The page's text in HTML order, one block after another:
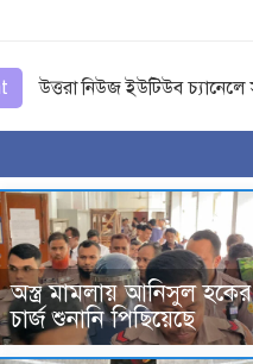
উত্তরা নিউজ ইউটিউব চ্যানেলে
অস্ত্র মামলায় আনিসুল হকের
চার্জ শুনানি পিছিয়েছে